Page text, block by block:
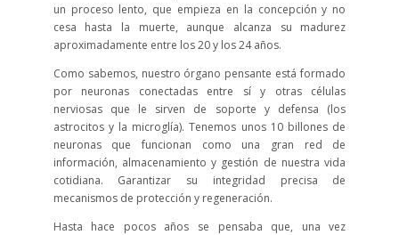
un proceso lento, que empieza en la concepción y no
cesa hasta la muerte, aunque alcanza su madurez
aproximadamente entre los 20 y los 24 años.
Como sabemos, nuestro órgano pensante está formado
por neuronas conectadas entre sí y otras células
nerviosas que le sirven de soporte y defensa (los
astrocitos y la microglía). Tenemos unos 10 billones de
neuronas que funcionan como una gran red de
información, almacenamiento y gestión de nuestra vida
cotidiana. Garantizar su integridad precisa de
mecanismos de protección y regeneración.
Hasta hace pocos años se pensaba que, una vez